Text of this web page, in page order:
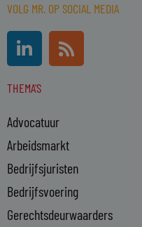
VOLG MR. OP SOCIAL MEDIA
i
k
d
i
n
-
i
n
R
s
THEMA'S
Advocatuur
Arbeidsmarkt
Bedrijfsjuristen
Bedrijfsvoering
Gerechtsdeurwaarders